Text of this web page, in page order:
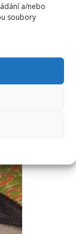
a/nebo
soubory